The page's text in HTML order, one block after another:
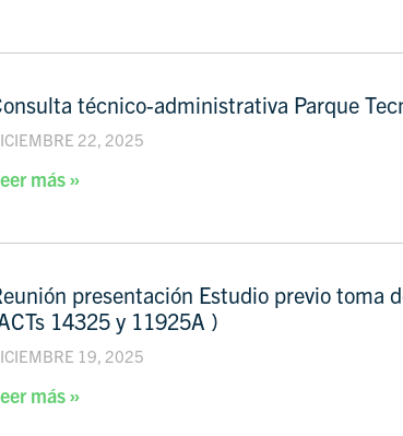
técnico-administrativa Parque
22, 2025
más »
presentación Estudio previo toma
14325 y 11925A )
19, 2025
más »